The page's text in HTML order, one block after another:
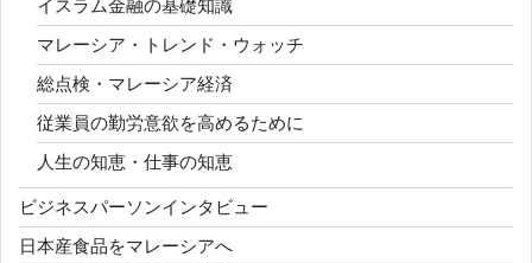
イスラム金融の基礎知識
マレーシア・トレンド・ウォッチ
総点検・マレーシア経済
従業員の勤労意欲を高めるために
人生の知恵・仕事の知恵
ビジネスパーソンインタビュー
日本産食品をマレーシアへ